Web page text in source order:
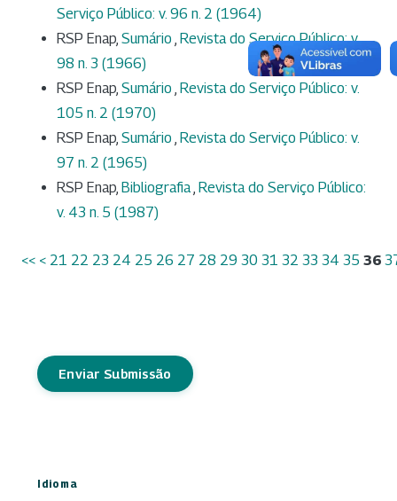
Serviço Público: v. 96 n. 2 (1964)
RSP Enap, Sumário , Revista do Serviço Público: v.
98 n. 3 (1966)
RSP Enap, Sumário , Revista do Serviço Público: v.
105 n. 2 (1970)
RSP Enap, Sumário , Revista do Serviço Público: v.
97 n. 2 (1965)
RSP Enap, Bibliografia, Revista do Serviço Público:
v. 43 n. 5 (1987)
<< < 21 22 23 24 25 26 27 28 29 30 31 32 33 34 35 36
Enviar Submissão
Idioma